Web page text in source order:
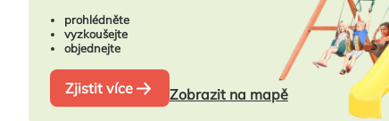
prohlédněte
vyzkoušejte
objednejte
Zjistit více Zobrazit na mapě